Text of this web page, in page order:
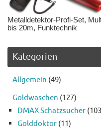
Metalldetektor-Profi-Set,
bis 20m, Funktechnik
Kategorien
Allgemein (49)
Goldwaschen (127)
DMAX Schatzsucher
Golddoktor (11)